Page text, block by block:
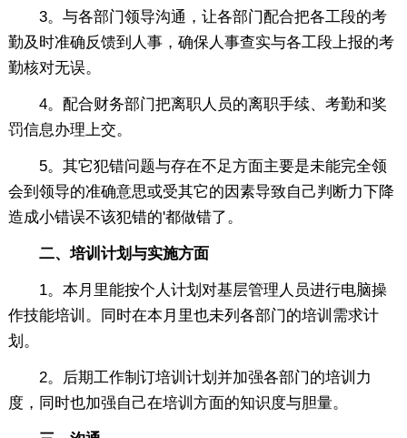
3。与各部门领导沟通，让各部门配合把各工段的考
勤及时准确反馈到人事，确保人事查实与各工段上报的考
勤核对无误。
4。配合财务部门把离职人员的离职手续、考勤和奖
罚信息办理上交。
5。其它犯错问题与存在不足方面主要是未能完全领
会到领导的准确意思或受其它的因素导致自己判断力下降
造成小错误不该犯错的'都做错了。
二、培训计划与实施方面
1。本月里能按个人计划对基层管理人员进行电脑操
作技能培训。同时在本月里也未列各部门的培训需求计
划。
2。后期工作制订培训计划并加强各部门的培训力
度，同时也加强自己在培训方面的知识度与胆量。